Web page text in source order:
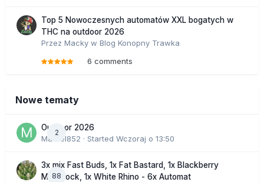
Top 5 Nowoczesnych automatów XXL bogatych w
THC na outdoor 2026
Przez Macky w Blog Konopny Trawka
6 comments
Nowe tematy
2
Outdoor 2026
Marcel852 · Started Wczoraj o 13:50
88
3x mix Fast Buds, 1x Fat Bastard, 1x Blackberry
Moonrock, 1x White Rhino - 6x Automat